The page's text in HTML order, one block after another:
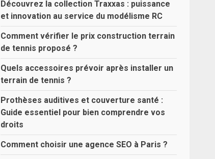
Découvrez la collection Traxxas : puissance
et innovation au service du modélisme RC
Comment vérifier le prix construction terrain
de tennis proposé ?
Quels accessoires prévoir après installer un
terrain de tennis ?
Prothèses auditives et couverture santé :
Guide essentiel pour bien comprendre vos
droits
Comment choisir une agence SEO à Paris ?